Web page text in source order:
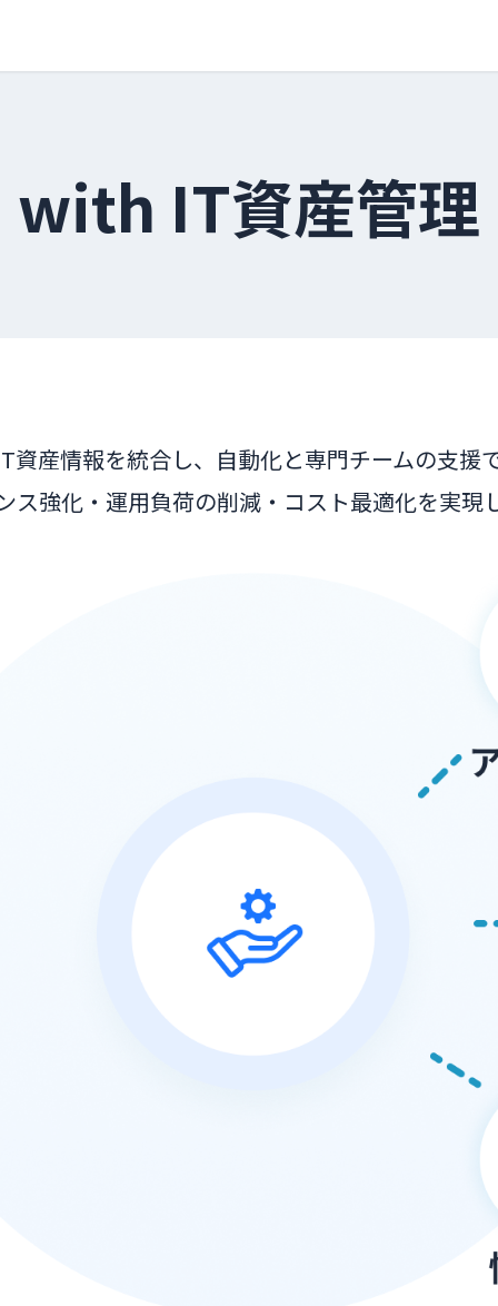
with IT資産管理
資産情報を統合し、自動化と専門チームの支援
ス強化・運用負荷の削減・コスト最適化を実現